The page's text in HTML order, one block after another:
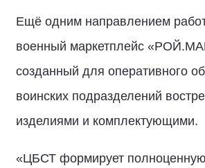
Ещё одним направлением
военный маркетплейс
созданный для оперативного
воинских подразделений
изделиями и комплектующими.
«ЦБСТ формирует полноценную